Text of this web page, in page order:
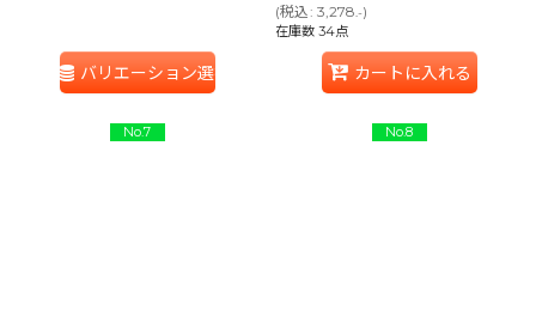
バリエーション選択
(税込: 3,278 .-)
在庫数 34点
カートに入れる
No.7 No.8